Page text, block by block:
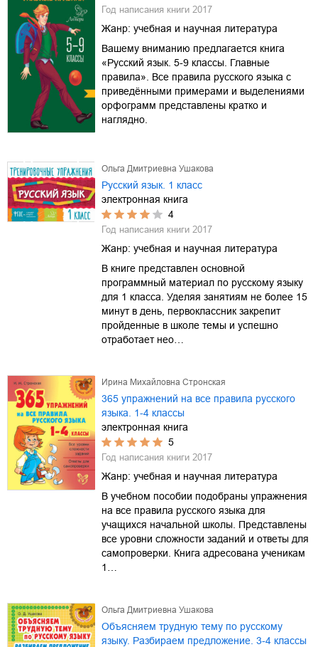
Год написания книги 2017
Жанр: учебная и научная литература
Вашему вниманию предлагается книга
«Русский язык. 5-9 классы. Главные
правила». Все правила русского языка с
приведёнными примерами и выделениями
орфограмм представлены кратко и
наглядно.
Ольга Дмитриевна Ушакова
Русский язык. 1 класс
электронная книга
4
Год написания книги 2017
Жанр: учебная и научная литература
В книге представлен основной
программный материал по русскому языку
для 1 класса. Уделяя занятиям не более 15
минут в день, первоклассник закрепит
пройденные в школе темы и успешно
отработает нео…
Ирина Михайловна Стронская
365 упражнений на все правила русского
языка. 1-4 классы
электронная книга
5
Год написания книги 2017
Жанр: учебная и научная литература
В учебном пособии подобраны упражнения
на все правила русского языка для
учащихся начальной школы. Представлены
все уровни сложности заданий и ответы для
самопроверки. Книга адресована ученикам
1…
Ольга Дмитриевна Ушакова
Объясняем трудную тему по русскому
языку. Разбираем предложение. 3-4 классы